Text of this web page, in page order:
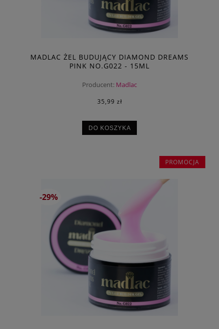
MADLAC ŻEL BUDUJĄCY DIAMOND DREAMS
PINK NO.G022 - 15ML
Producent: Madlac
35,99 zł
DO KOSZYKA
-29%
PROMOCJA